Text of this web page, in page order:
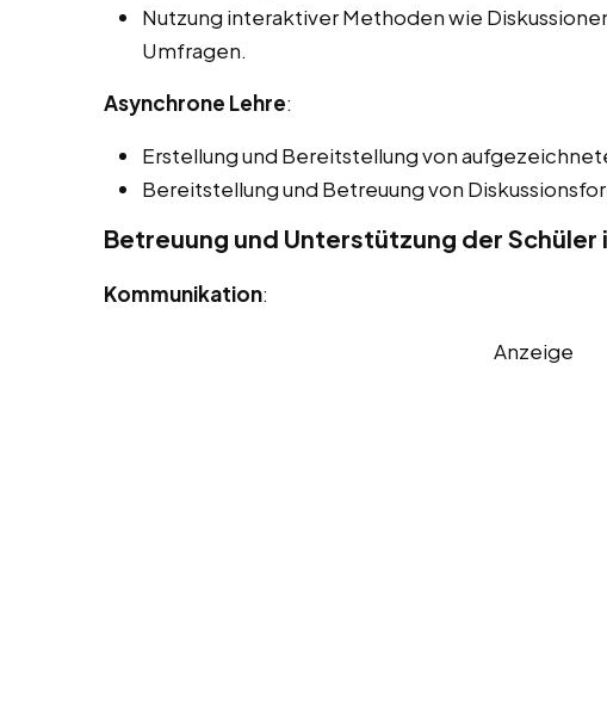
Nutzung interaktiver Methoden wie
Umfragen.
Asynchrone Lehre:
Erstellung und Bereitstellung von
Bereitstellung und Betreuung von
Betreuung und Unterstützung der Schüler
Kommunikation:
Anzeige